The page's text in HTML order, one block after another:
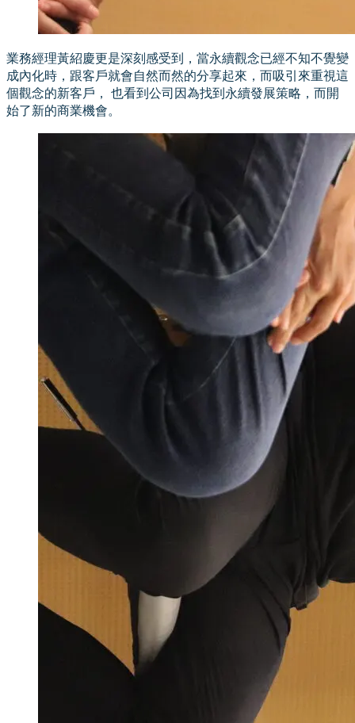
業務經理黃紹慶更是深刻感受到，當永續觀念已經不知不覺變
成內化時，跟客戶就會自然而然的分享起來，而吸引來重視這
個觀念的新客戶， 也看到公司因為找到永續發展策略，而開
始了新的商業機會。